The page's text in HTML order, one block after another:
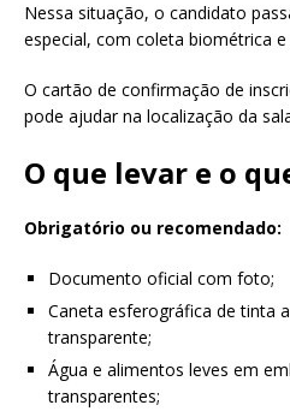
Nessa situação, o candidato
especial, com coleta biométrica e
O cartão de confirmação de
pode ajudar na localização da
O que levar e o
Obrigatório ou recomendado:
Documento oficial com foto;
Caneta esferográfica de tinta
transparente;
Água e alimentos leves em
transparentes;